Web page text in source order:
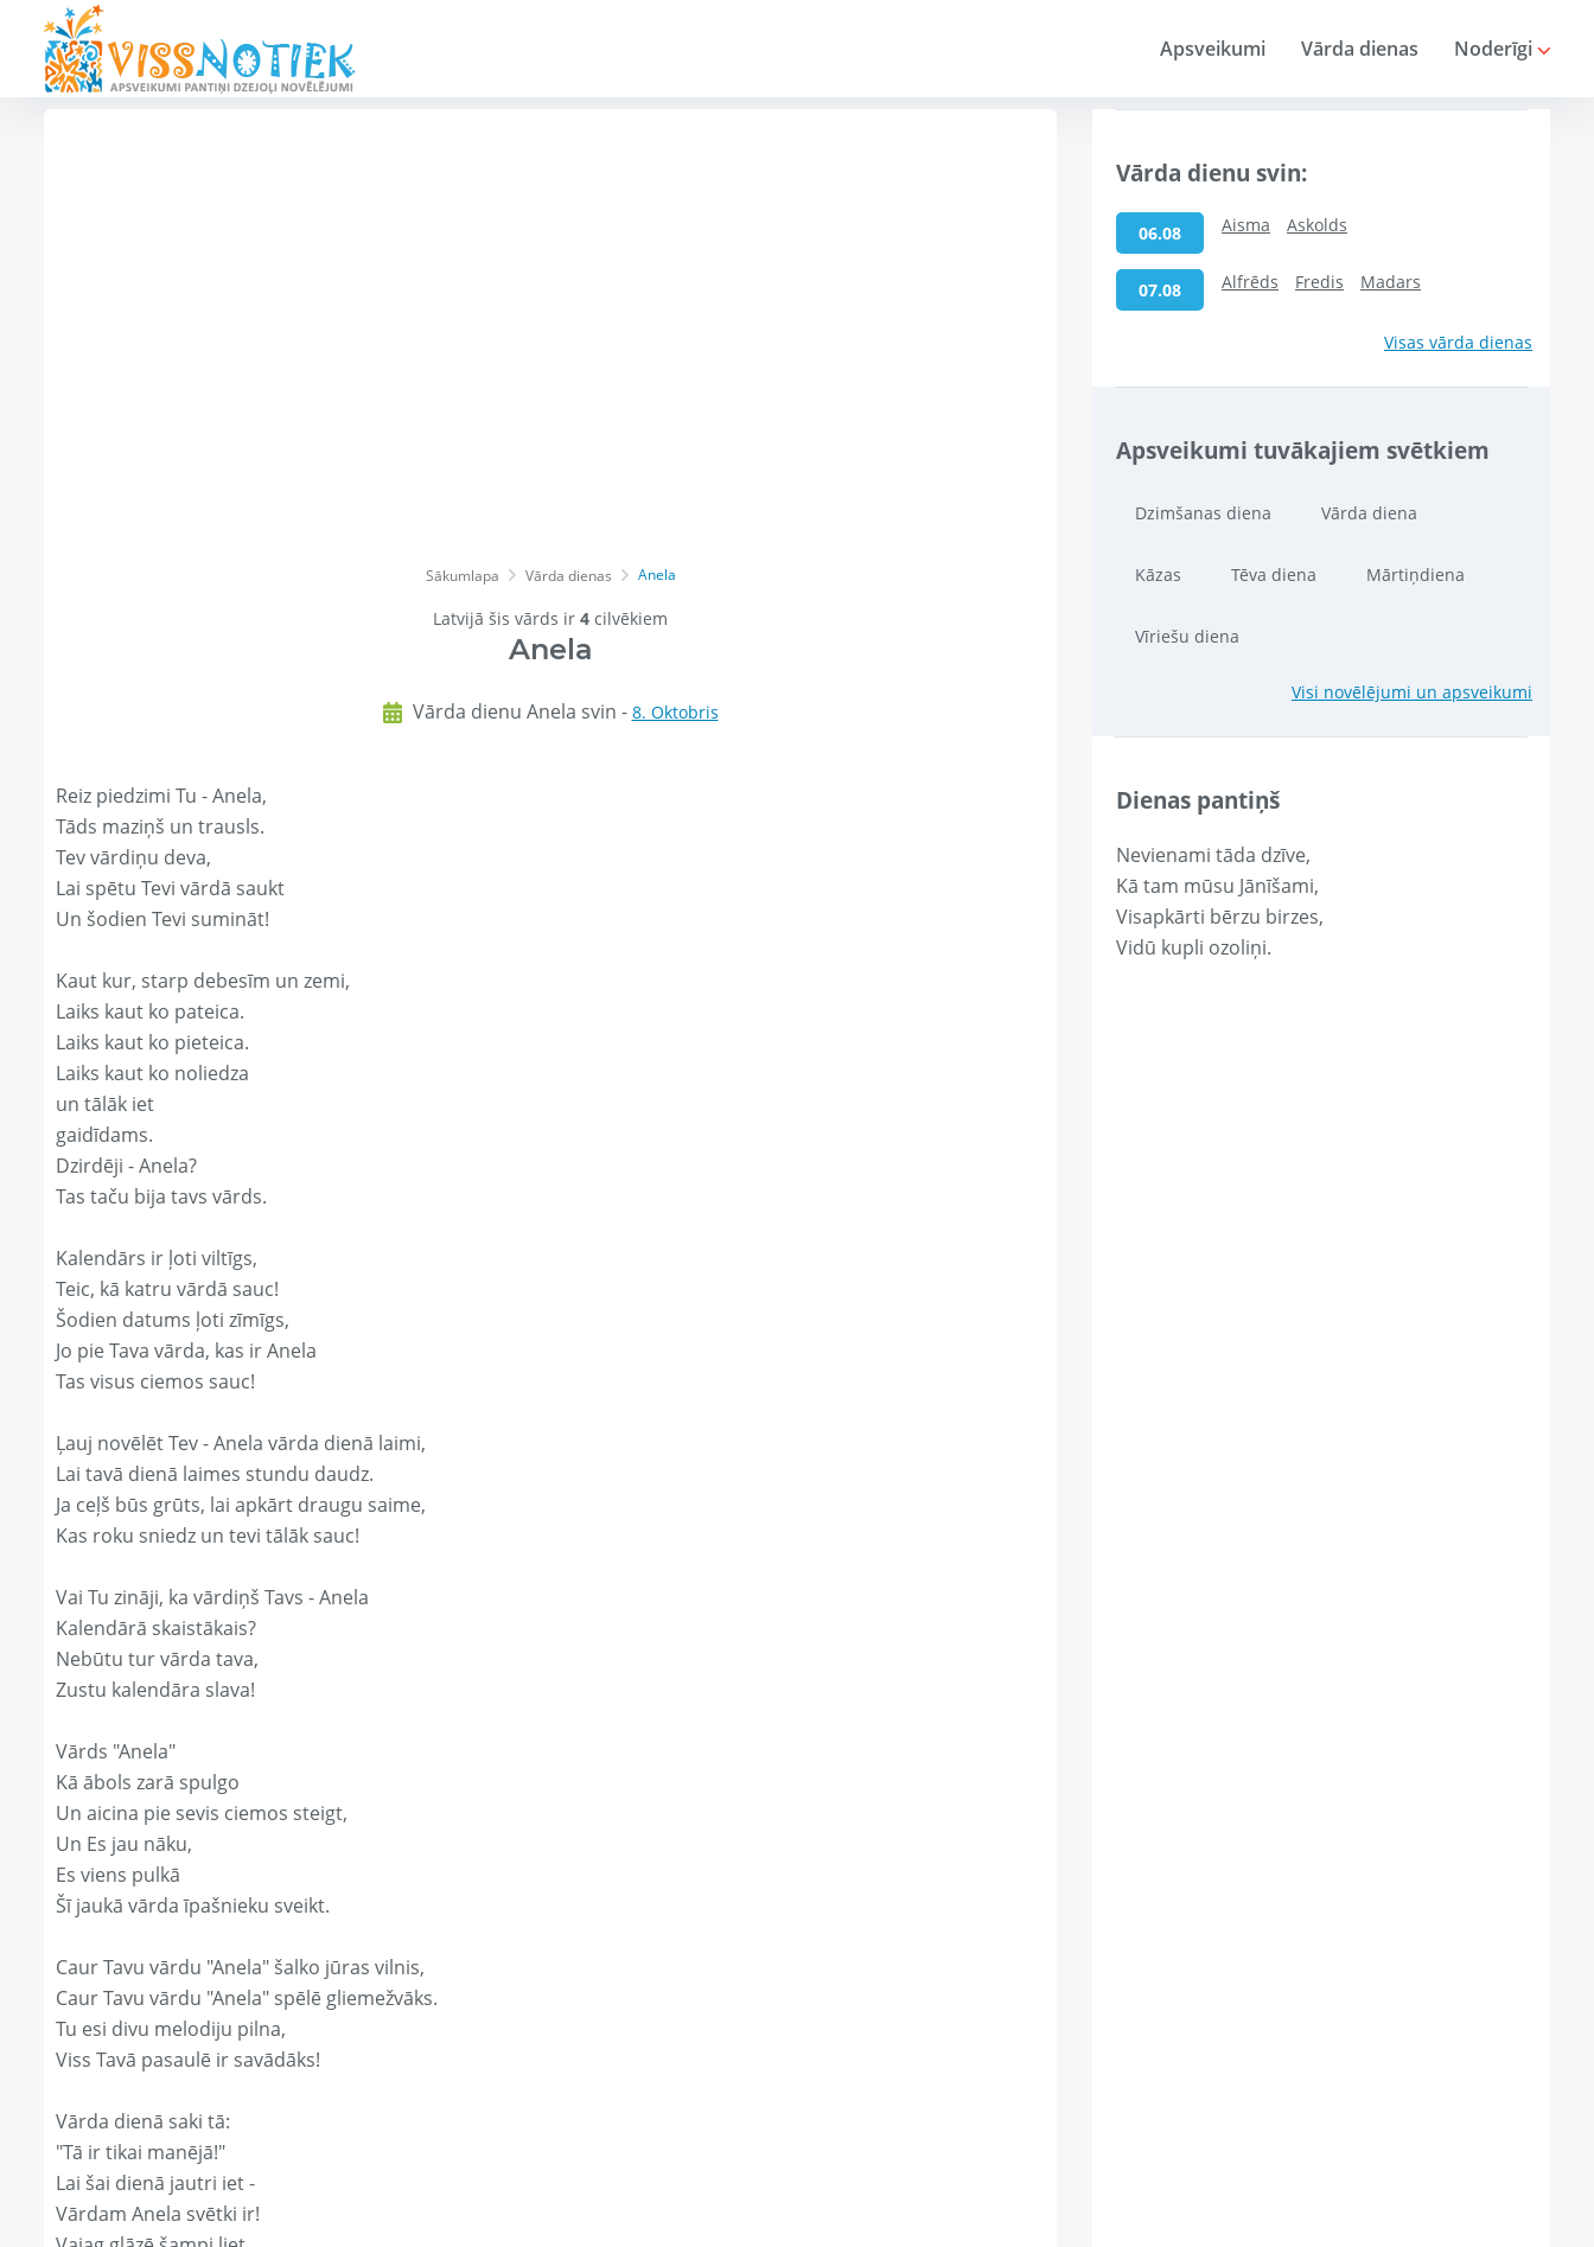
Apsveikumi Vārda dienas Noderīgi
Sākumlapa Vārda dienas Anela
Latvijā šis vārds ir 4 cilvēkiem
Anela
Vārda dienu Anela svin - 8. Oktobris
Reiz piedzimi Tu - Anela,
Tāds maziņš un trausls.
Tev vārdiņu deva,
Lai spētu Tevi vārdā saukt
Un šodien Tevi sumināt!
Kaut kur, starp debesīm un zemi,
Laiks kaut ko pateica.
Laiks kaut ko pieteica.
Laiks kaut ko noliedza
un tālāk iet
gaidīdams.
Dzirdēji - Anela?
Tas taču bija tavs vārds.
Kalendārs ir ļoti viltīgs,
Teic, kā katru vārdā sauc!
Šodien datums ļoti zīmīgs,
Jo pie Tava vārda, kas ir Anela
Tas visus ciemos sauc!
Ļauj novēlēt Tev - Anela vārda dienā laimi,
Lai tavā dienā laimes stundu daudz.
Ja ceļš būs grūts, lai apkārt draugu saime,
Kas roku sniedz un tevi tālāk sauc!
Vai Tu zināji, ka vārdiņš Tavs - Anela
Kalendārā skaistākais?
Nebūtu tur vārda tava,
Zustu kalendāra slava!
Vārds "Anela"
Kā ābols zarā spulgo
Un aicina pie sevis ciemos steigt,
Un Es jau nāku,
Es viens pulkā
Šī jaukā vārda īpašnieku sveikt.
Caur Tavu vārdu "Anela" šalko jūras vilnis,
Caur Tavu vārdu "Anela" spēlē gliemežvāks.
Tu esi divu melodiju pilna,
Viss Tavā pasaulē ir savādāks!
Vārda dienā saki tā:
"Tā ir tikai manējā!"
Lai šai dienā jautri iet -
Vārdam Anela svētki ir!
Vārda dienu svin:
06.08 Aisma Askolds
07.08 Alfrēds Fredis Madars
Visas vārda dienas
Apsveikumi tuvākajiem svētkiem
Dzimšanas diena Vārda diena
Kāzas Tēva diena Mārtiņdiena
Vīriešu diena
Visi novēlējumi un apsveikumi
Dienas pantiņš
Nevienami tāda dzīve,
Kā tam mūsu Jānīšami,
Visapkārti bērzu birzes,
Vidū kupli ozoliņi.